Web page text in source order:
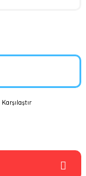
Karşılaştır